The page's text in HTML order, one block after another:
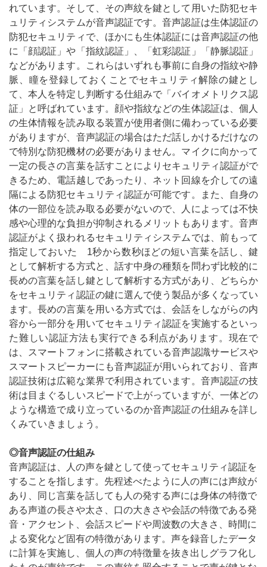
れています。そして、その声紋を鍵として用いた防犯セキ
ュリティシステムが音声認証です。音声認証は生体認証の
防犯セキュリティで、ほかにも生体認証には音声認証の他
に「顔認証」や「指紋認証」、「虹彩認証」「静脈認証」
などがあります。これらはいずれも事前に自身の指紋や静
脈、瞳を登録しておくことでセキュリティ解除の鍵とし
て、本人を特定し判断する仕組みで「バイオメトリクス認
証」と呼ばれています。顔や指紋などの生体認証は、個人
の生体情報を読み取る装置が使用者側に備わっている必要
がありますが、音声認証の場合はただ話しかけるだけなの
で特別な防犯機材の必要がありません。マイクに向かって
一定の長さの言葉を話すことによりセキュリティ認証がで
きるため、電話越しであったり、ネット回線を介しての遠
隔による防犯セキュリティ認証が可能です。また、自身の
体の一部位を読み取る必要がないので、人によっては不快
感や心理的な負担が抑制されるメリットもあります。音声
認証がよく扱われるセキュリティシステムでは、前もって
指定しておいた 1秒から数秒ほどの短い言葉を話し、鍵
として解析する方式と、話す中身の種類を問わず比較的に
長めの言葉を話し鍵として解析する方式があり、どちらか
をセキュリティ認証の鍵に選んで使う製品が多くなってい
ます。長めの言葉を用いる方式では、会話をしながらの内
容から一部分を用いてセキュリティ認証を実施するといっ
た難しい認証方法も実行できる利点があります。現在で
は、スマートフォンに搭載されている音声認識サービスや
スマートスピーカーにも音声認証が用いられており、音声
認証技術は広範な業界で利用されています。音声認証の技
術は目まぐるしいスピードで上がっていますが、一体どの
ような構造で成り立っているのか音声認証の仕組みを詳し
くみていきましょう。
◎音声認証の仕組み
音声認証は、人の声を鍵として使ってセキュリティ認証を
することを指します。先程述べたように人の声には声紋が
あり、同じ言葉を話しても人の発する声には身体の特徴で
ある声道の長さや太さ、口の大きさや会話の特徴である発
音・アクセント、会話スピードや周波数の大きさ、時間に
よる変化など固有の特徴があります。声を録音したデータ
に計算を実施し、個人の声の特徴量を抜き出しグラフ化し